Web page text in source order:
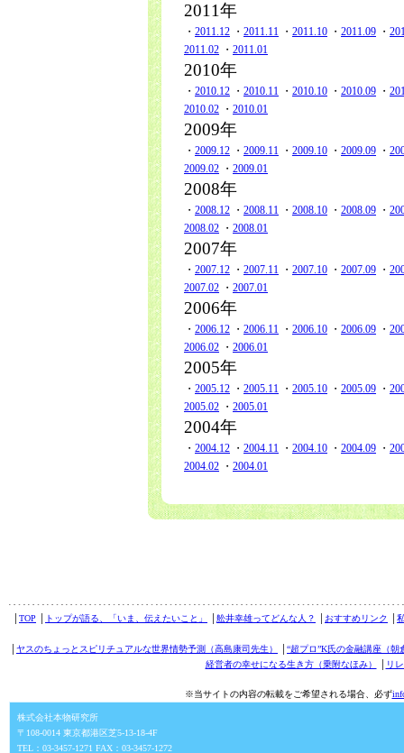
2011年
・ 2011.12 ・ 2011.11 ・ 2011.10 ・ 2011.09 ・
2011.02 ・ 2011.01
2010年
・ 2010.12 ・ 2010.11 ・ 2010.10 ・ 2010.09 ・
2010.02 ・ 2010.01
2009年
・ 2009.12 ・ 2009.11 ・ 2009.10 ・ 2009.09 ・
2009.02 ・ 2009.01
2008年
・ 2008.12 ・ 2008.11 ・ 2008.10 ・ 2008.09 ・
2008.02 ・ 2008.01
2007年
・ 2007.12 ・ 2007.11 ・ 2007.10 ・ 2007.09 ・
2007.02 ・ 2007.01
2006年
・ 2006.12 ・ 2006.11 ・ 2006.10 ・ 2006.09 ・
2006.02 ・ 2006.01
2005年
・ 2005.12 ・ 2005.11 ・ 2005.10 ・ 2005.09 ・
2005.02 ・ 2005.01
2004年
・ 2004.12 ・ 2004.11 ・ 2004.10 ・ 2004.09 ・
2004.02 ・ 2004.01
TOP トップが語る、「いま、伝えたいこと」 舩井幸雄ってどんな人？ おすすめリンク
ヤスのちょっとスピリチュアルな世界情勢予測（高島康司先生）
“超プロ”K氏の金融講座（朝
経営者の幸せになる生き方（乗附なほみ）
リ
※当サイトの内容の転載をご希望される場合、必ず
株式会社本物研究所
〒108-0014 東京都港区芝5-13-18-4F
TEL：03-3457-1271 FAX：03-3457-1272